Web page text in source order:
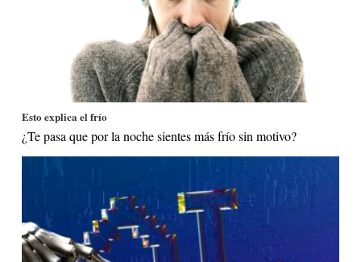
Esto explica el frío
¿Te pasa que por la noche sientes más frío sin motivo?